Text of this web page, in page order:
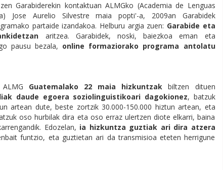
Garabiderekin kontaktuan ALMGko (Academia de Lenguas
Jose Aurelio Silvestre maia popti'-a, 2009an Garabidek
partaide izandakoa. Helburu argia zuen: Garabide eta
aritzea. Garabidek, noski, baiezkoa eman eta
pausu bezala, online formaziorako programa antolatu
Guatemalako 22 maia hizkuntzak biltzen dituen
daude egoera soziolinguistikoari dagokionez, batzuk
artean dute, beste zortzik 30.000-150.000 hiztun artean, eta
oso hurbilak dira eta oso erraz ulertzen diote elkarri, baina
Edozelan, ia hizkuntza guztiak ari dira atzera
funtzio, eta guztietan ari da transmisioa eteten herrigune